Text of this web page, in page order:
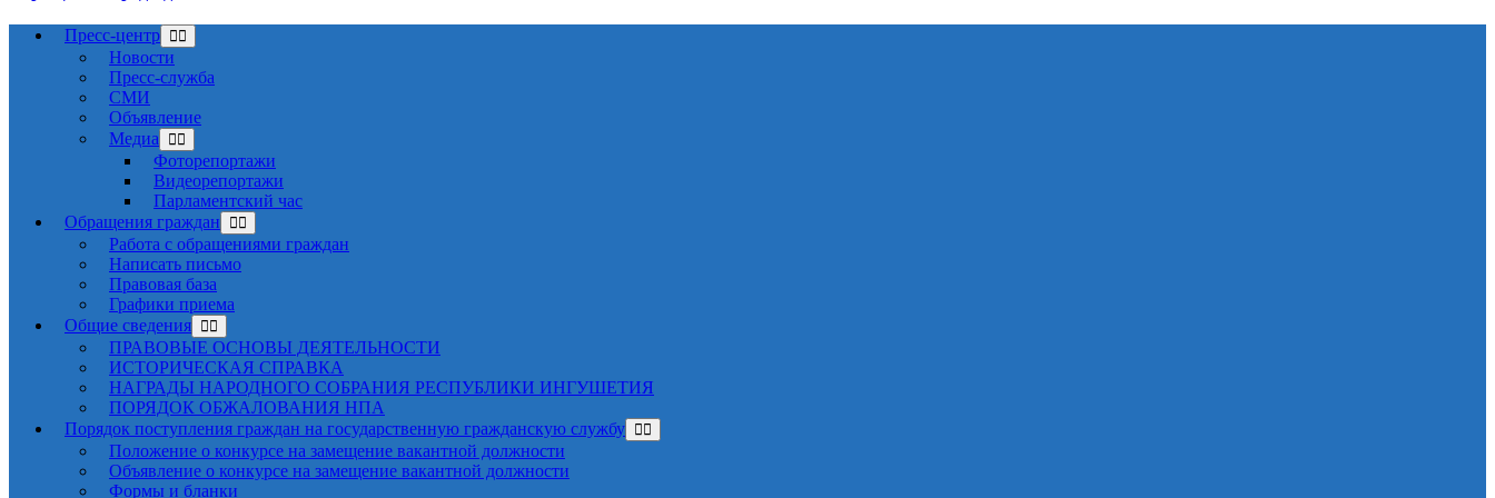
Пресс-центр
Новости
Пресс-служба
СМИ
Объявление
Медиа
Фоторепортажи
Видеорепортажи
Парламентский час
Обращения граждан
Работа с обращениями граждан
Написать письмо
Правовая база
Графики приема
Общие сведения
ПРАВОВЫЕ ОСНОВЫ ДЕЯТЕЛЬНОСТИ
ИСТОРИЧЕСКАЯ СПРАВКА
НАГРАДЫ НАРОДНОГО СОБРАНИЯ РЕСПУБЛИКИ ИНГУШЕТИЯ
ПОРЯДОК ОБЖАЛОВАНИЯ НПА
Порядок поступления граждан на государственную гражданскую службу
Положение о конкурсе на замещение вакантной должности
Объявление о конкурсе на замещение вакантной должности
Формы и бланки